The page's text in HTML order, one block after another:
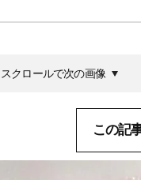
スクロールで次の画像
この記